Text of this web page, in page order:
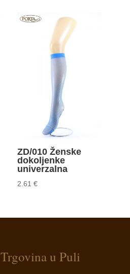
ZD/010 Ženske
dokoljenke
univerzalna
2.61€
Trgovina u Puli